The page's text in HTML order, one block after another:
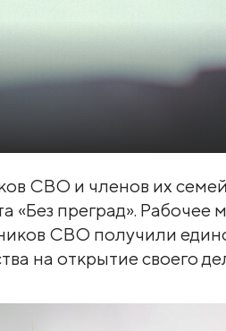
СВО и членов их
«Без преград». Рабочее
СВО получили
на открытие своего